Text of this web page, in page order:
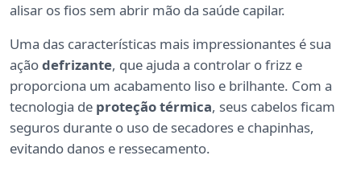
alisar os fios sem abrir mão da saúde capilar.
Uma das características mais impressionantes é sua
açãodefrizante, que ajuda a controlar o frizz e
proporciona um acabamento liso e brilhante. Com a
tecnologia de proteção térmica, seus cabelos ficam
seguros durante o uso de secadores e chapinhas,
evitando danos e ressecamento.